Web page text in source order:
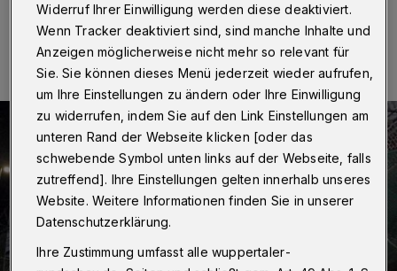
Eine Minute Lesezeit
Widerruf Ihrer Einwilligung werden diese deaktiviert.
Wenn Tracker deaktiviert sind, sind manche Inhalte und
Anzeigen möglicherweise nicht mehr so relevant für
Sie. Sie können dieses Menü jederzeit wieder aufrufen,
um Ihre Einstellungen zu ändern oder Ihre Einwilligung
zu widerrufen, indem Sie auf den Link Einstellungen am
unteren Rand der Webseite klicken [oder das
schwebende Symbol unten links auf der Webseite, falls
zutreffend]. Ihre Einstellungen gelten innerhalb unseres
Website. Weitere Informationen finden Sie in unserer
Datenschutzerklärung.
Ihre Zustimmung umfasst alle wuppertaler-